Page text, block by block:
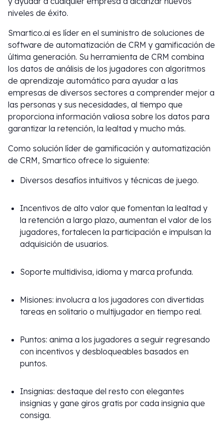
niveles de éxito.
Smartico.ai es líder en el suministro de soluciones de
software de automatización de CRM y gamificación de
última generación. Su herramienta de CRM combina
los datos de análisis de los jugadores con algoritmos
de aprendizaje automático para ayudar a las
empresas de diversos sectores a comprender mejor a
las personas y sus necesidades, al tiempo que
proporciona información valiosa sobre los datos para
garantizar la retención, la lealtad y mucho más.
Como solución líder de gamificación y automatización
de CRM, Smartico ofrece lo siguiente:
Diversos desafíos intuitivos y técnicas de juego.
Incentivos de alto valor que fomentan la lealtad y
la retención a largo plazo, aumentan el valor de los
jugadores, fortalecen la participación e impulsan la
adquisición de usuarios.
Soporte multidivisa, idioma y marca profunda.
Misiones: involucra a los jugadores con divertidas
tareas en solitario o multijugador en tiempo real.
Puntos: anima a los jugadores a seguir regresando
con incentivos y desbloqueables basados en
puntos.
Insignias: destaque del resto con elegantes
insignias y gane giros gratis por cada insignia que
consiga.